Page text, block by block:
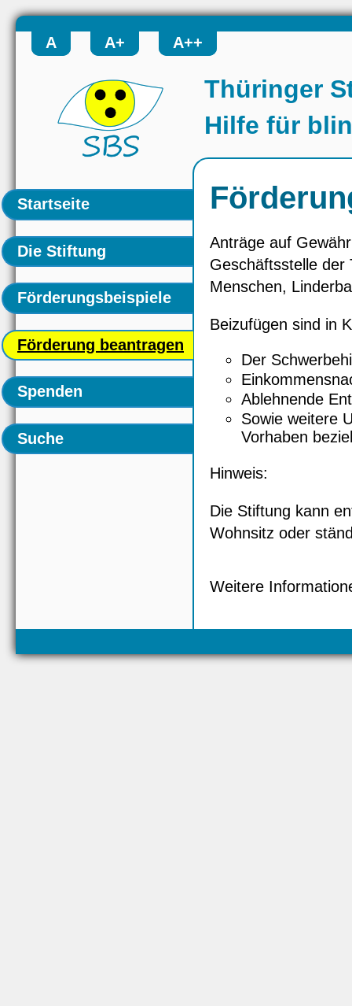
A A+ A++
Thüringer
Hilfe für
Anträge auf
Geschäftsstelle der
Menschen,
Beizufügen sind in
Der
Ablehnende
Sowie weitere
Vorhaben
Hinweis:
Die Stiftung kann
Wohnsitz oder
Weitere
Startseite
Die Stiftung
Förderungsbeispiele
Förderung beantragen
Spenden
Suche